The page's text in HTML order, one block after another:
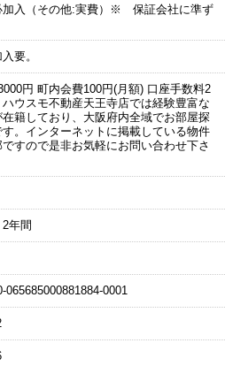
加入（その他:実費）※ 保証会社に準ず
要。
円 町内会費100円(月額) 口座手数料2
ウスモ不動産天王寺店では経験豊富な
在籍しており、大阪府内全域でお部屋探
す。インターネットに掲載している物件
すので是非お気軽にお問い合わせ下さ
年間
065685000881884-0001